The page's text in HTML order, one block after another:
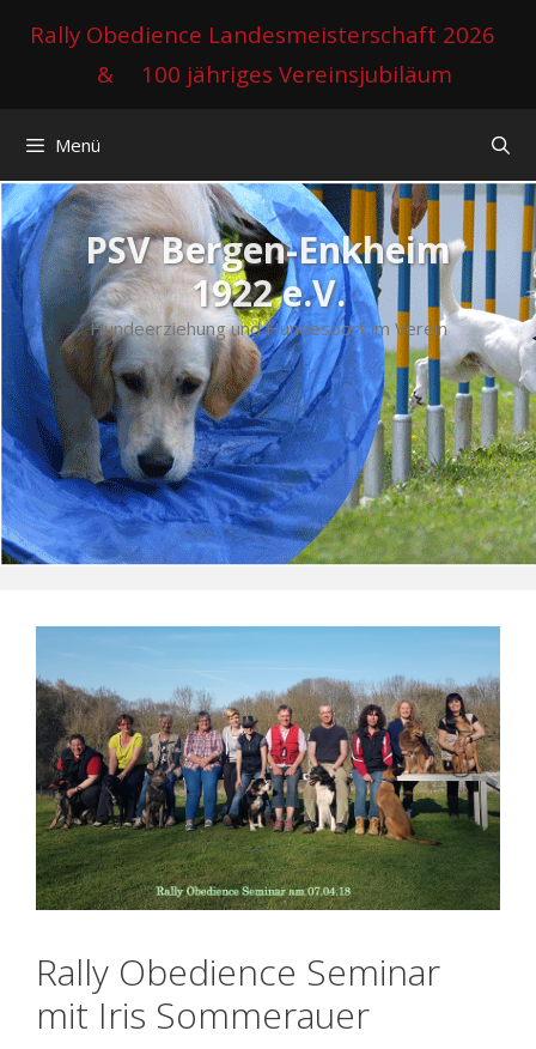
InhaltRally Obedience Landesmeisterschaft 2026
&
100 jähriges Vereinsjubiläum
Menü
PSV Bergen-Enkheim
1922 e.V.
Hundeerziehung und Hundesport im Verein
Rally Obedience Seminar
mit Iris Sommerauer